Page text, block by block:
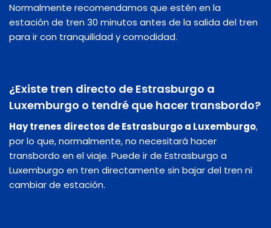
Normalmente recomendamos que estén en la
estación de tren 30 minutos antes de la salida del tren
para ir con tranquilidad y comodidad.
¿Existe tren directo de Estrasburgo a
Luxemburgo o tendré que hacer transbordo?
Hay trenes directos de Estrasburgo a Luxemburgo,
por lo que, normalmente, no necesitará hacer
transbordo en el viaje. Puede ir de Estrasburgo a
Luxemburgo en tren directamente sin bajar del tren ni
cambiar de estación.